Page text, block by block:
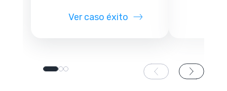
Ver caso éxito